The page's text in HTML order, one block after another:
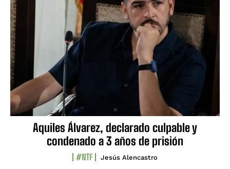
Aquiles Álvarez, declarado culpable y
condenado a 3 años de prisión
#NTF Jesús Alencastro